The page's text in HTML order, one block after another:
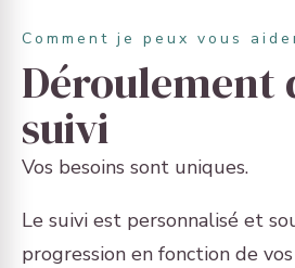
Comment je peux vous
Déroulement
suivi
Vos besoins sont uniques.
Le suivi est personnalisé et
progression en fonction de